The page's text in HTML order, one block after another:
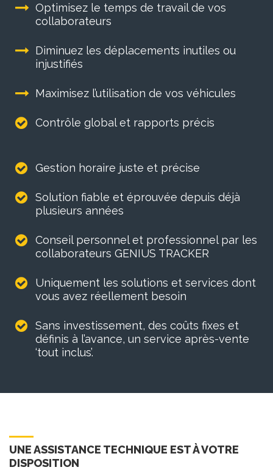
Optimisez le temps de travail de vos
collaborateurs
Diminuez les déplacements inutiles ou
injustifiés
Maximisez l’utilisation de vos véhicules
Contrôle global et rapports précis
Gestion horaire juste et précise
Solution fiable et éprouvée depuis déjà
plusieurs années
Conseil personnel et professionnel par les
collaborateurs GENIUS TRACKER
Uniquement les solutions et services dont
vous avez réellement besoin
Sans investissement, des coûts fixes et
définis à l’avance, un service après-vente
‘tout inclus’.
UNE ASSISTANCE TECHNIQUE EST À VOTRE
DISPOSITION